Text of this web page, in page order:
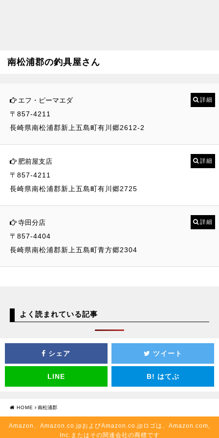
南松浦郡の釣具屋さん
エフ・ピーマエダ
〒857-4211
長崎県南松浦郡新上五島町有川郷2612-2
詳細
肥前屋支店
〒857-4211
長崎県南松浦郡新上五島町有川郷2725
詳細
寺田分店
〒857-4404
長崎県南松浦郡新上五島町青方郷2304
詳細
よく読まれている記事
シェア ツイート
LINE B! はてぶ
HOME 南松浦郡
Amazon、Amazon.co.jpおよびAmazon.co.jpロゴは、Amazon.com,
Inc.またはその関連会社の商標です